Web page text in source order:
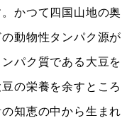
かつて四国山地の奥
動物性タンパク源が
パク質である大豆を
の栄養を余すところ
知恵の中から生まれ